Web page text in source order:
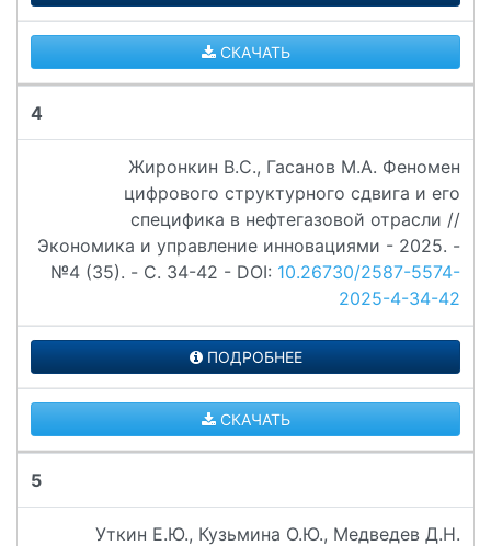
СКАЧАТЬ
4
Жиронкин В.С., Гасанов М.А. Феномен
цифрового структурного сдвига и его
специфика в нефтегазовой отрасли //
Экономика и управление инновациями - 2025. -
№4 (35). - C. 34-42 - DOI: 10.26730/2587-5574-
2025-4-34-42
ПОДРОБНЕЕ
СКАЧАТЬ
5
Уткин Е.Ю., Кузьмина О.Ю., Медведев Д.Н.